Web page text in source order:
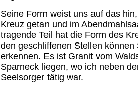
Seine Form weist uns auf das
Kreuz getan und im
tragende Teil hat die Form des
den geschliffenen Stellen
erkennen. Es ist Granit vom
Sparneck liegen, wo ich neben
Seelsorger tätig war.